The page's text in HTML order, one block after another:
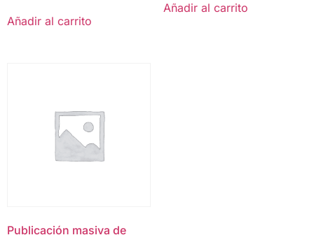
Añadir al carrito
Añadir al carrito
Publicación masiva de